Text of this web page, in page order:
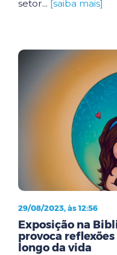
setor... [saiba mais]
29/08/2023, às 12:56
Exposição na
provoca
longo da vida